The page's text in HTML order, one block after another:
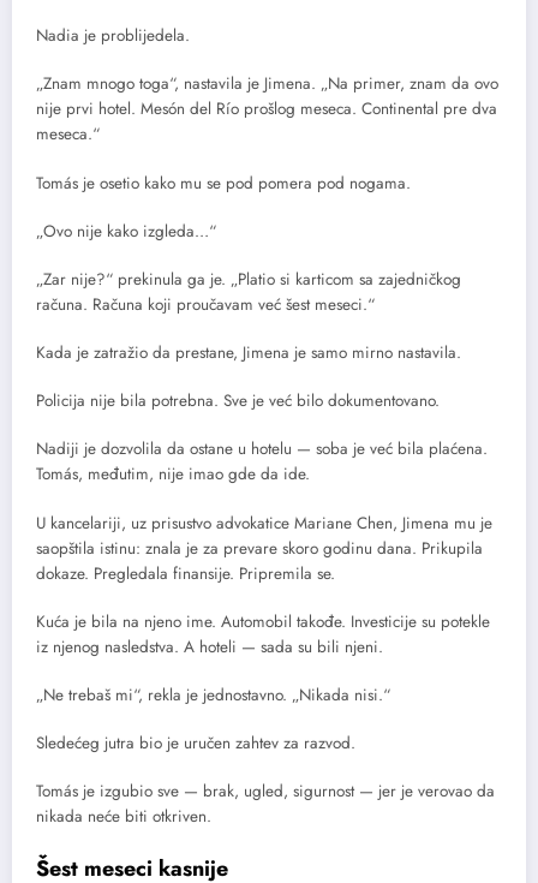
Nadia je problijedela.
„Znam mnogo toga“, nastavila je Jimena. „Na primer, znam da ovo
nije prvi hotel. Mesón del Río prošlog meseca. Continental pre dva
meseca.“
Tomás je osetio kako mu se pod pomera pod nogama.
„Ovo nije kako izgleda…“
„Zar nije?“ prekinula ga je. „Platio si karticom sa zajedničkog
računa. Računa koji proučavam već šest meseci.“
Kada je zatražio da prestane, Jimena je samo mirno nastavila.
Policija nije bila potrebna. Sve je već bilo dokumentovano.
Nadiji je dozvolila da ostane u hotelu — soba je već bila plaćena.
Tomás, međutim, nije imao gde da ide.
U kancelariji, uz prisustvo advokatice Mariane Chen, Jimena mu je
saopštila istinu: znala je za prevare skoro godinu dana. Prikupila
dokaze. Pregledala finansije. Pripremila se.
Kuća je bila na njeno ime. Automobil takođe. Investicije su potekle
iz njenog nasledstva. A hoteli — sada su bili njeni.
„Ne trebaš mi“, rekla je jednostavno. „Nikada nisi.“
Sledećeg jutra bio je uručen zahtev za razvod.
Tomás je izgubio sve — brak, ugled, sigurnost — jer je verovao da
nikada neće biti otkriven.
Šest meseci kasnije